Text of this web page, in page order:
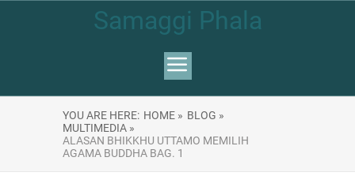
Samaggi Phala
YOU ARE HERE: HOME » BLOG »
MULTIMEDIA »
ALASAN BHIKKHU UTTAMO MEMILIH
AGAMA BUDDHA BAG. 1